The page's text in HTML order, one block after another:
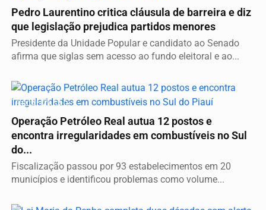
Pedro Laurentino critica cláusula de barreira e diz
que legislação prejudica partidos menores
Presidente da Unidade Popular e candidato ao Senado
afirma que siglas sem acesso ao fundo eleitoral e ao...
FISCALIZAÇÃO
Operação Petróleo Real autua 12 postos e
encontra irregularidades em combustíveis no Sul
do...
Fiscalização passou por 93 estabelecimentos em 20
municípios e identificou problemas como volume...